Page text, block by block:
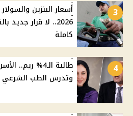
3
2026.. لا قرار
كاملة
4
طالبة الـ4%
وتدرس الطب الشرعي